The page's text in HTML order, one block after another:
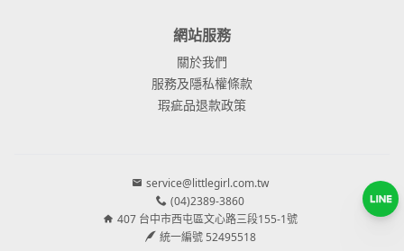
網站服務
關於我們
服務及隱私權條款
瑕疵品退款政策
service@littlegirl.com.tw
(04)2389-3860
407 台中市西屯區文心路三段155-1號
統一編號 52495518